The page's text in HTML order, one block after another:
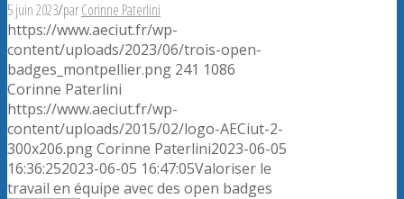
5 juin 2023/parCorinne Paterlini
https://www.aeciut.fr/wp-
content/uploads/2023/06/trois-open-
badges_montpellier.png 241 1086
Corinne Paterlini
https://www.aeciut.fr/wp-
content/uploads/2015/02/logo-AECiut-2-
300x206.pngCorinne Paterlini2023-06-05
16:36:252023-06-05 16:47:05Valoriser le
travail en équipe avec des open badges